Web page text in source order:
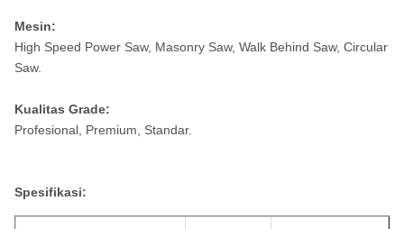
Mesin:
High Speed ​​Power Saw, Masonry Saw, Walk Behind Saw, Circular
Saw.
Kualitas Grade:
Profesional, Premium, Standar.
Spesifikasi: